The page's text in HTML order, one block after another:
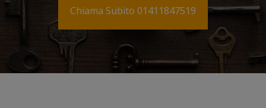
Chiama Subito 01411847519